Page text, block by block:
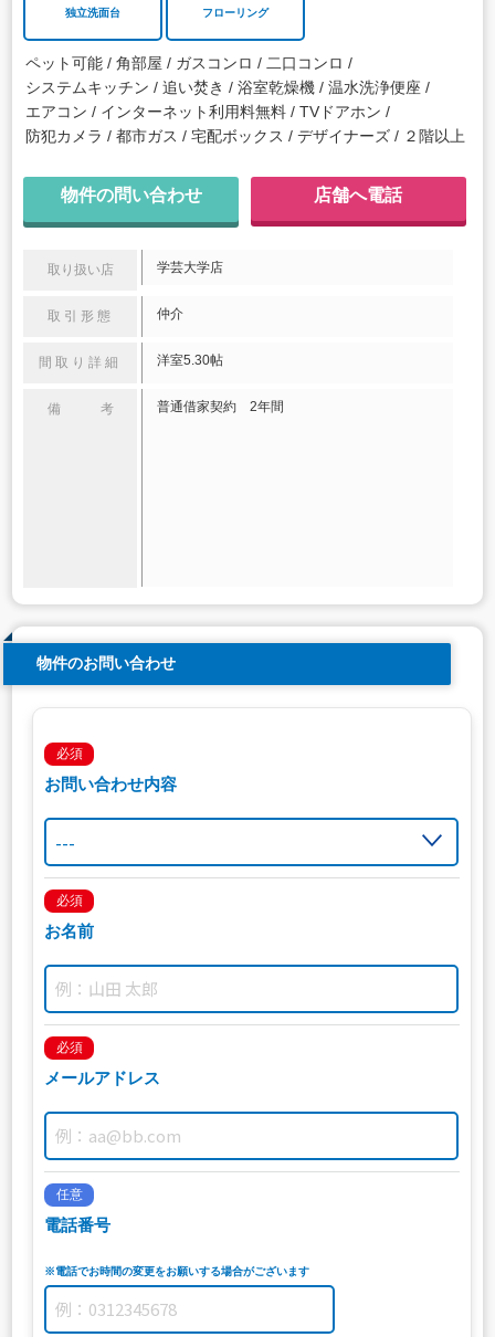
独立洗面台 フローリング
ペット可能 角部屋 ガスコンロ
二口コンロ
システムキッチン
追い焚き 浴室乾燥機
温水洗浄便座
エアコン
インターネット利用料無料
TVドアホン
防犯カメラ
都市ガス 宅配ボックス デザイナーズ ２階以上
物件の問い合わせ 店舗へ電話
取り扱い店 学芸大学店
取引形態 仲介
間取り詳細 洋室5.30帖
備 考 普通借家契約 2年間
物件のお問い合わせ
必須
お問い合わせ内容
必須
お名前
必須
メールアドレス
任意
電話番号
※電話でお時間の変更をお願いする場合がございます